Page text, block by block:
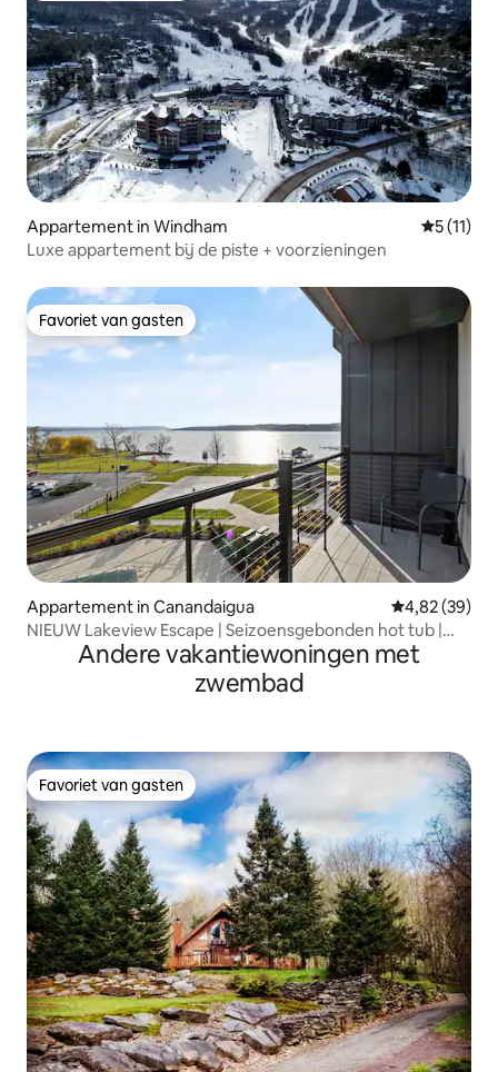
Appartement in Windham
5 (11)
Luxe appartement bij de piste + voorzieningen
Favoriet van gasten
Favoriet van gasten
Appartement in Canandaigua Gemiddelde
4,82 (39)
NIEUW Lakeview Escape | Seizoensgebonden hot tub |
Aan het zwembad
Andere vakantiewoningen met
zwembad
Favoriet van gasten
Favoriet van gasten